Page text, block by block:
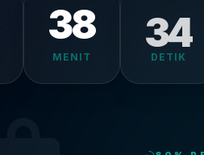
38
MENIT
34
DETIK